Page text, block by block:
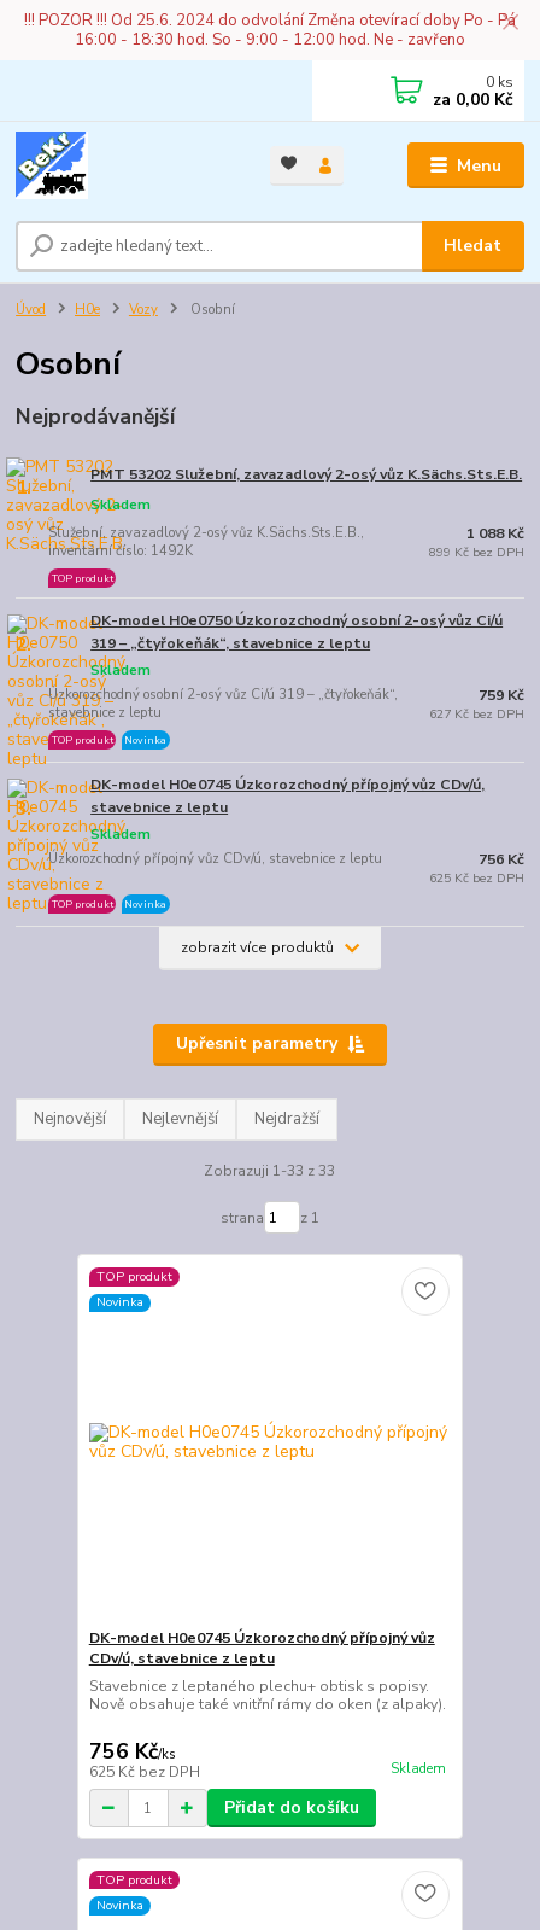
!!! POZOR !!! Od 25.6. 2024 do odvolání Změna otevírací doby Po - Pá
16:00 - 18:30 hod. So - 9:00 - 12:00 hod. Ne - zavřeno
Menu
Hledat
0 ks
za 0,00 Kč
Úvod H0e Vozy Osobní
Osobní
Nejprodávanější
1. PMT 53202 Služební, zavazadlový 2-osý vůz K.Sächs.Sts.E.B.
Služební, zavazadlový 2-osý vůz K.Sächs.Sts.E.B.,
inventární číslo: 1492K
Skladem
TOP produkt
1 088 Kč
899 Kč bez DPH
2.
DK-model H0e0750 Úzkorozchodný osobní 2-osý vůz Ci/ú
319 – „čtyřokeňák“, stavebnice z leptu
Úzkorozchodný osobní 2-osý vůz Ci/ú 319 – „čtyřokeňák“,
stavebnice z leptu
Skladem
TOP produkt Novinka
759 Kč
627 Kč bez DPH
3.
DK-model H0e0745 Úzkorozchodný přípojný vůz CDv/ú,
stavebnice z leptu
Úzkorozchodný přípojný vůz CDv/ú, stavebnice z leptu
Skladem
TOP produkt Novinka
756 Kč
625 Kč bez DPH
zobrazit více produktů
Upřesnit parametry
Nejnovější Nejlevnější Nejdražší
Zobrazuji 1-33 z 33
strana z 1
TOP produkt
Novinka
DK-model H0e0745 Úzkorozchodný přípojný vůz
CDv/ú, stavebnice z leptu
Stavebnice z leptaného plechu+ obtisk s popisy.
Nově obsahuje také vnitřní rámy do oken (z alpaky).
756 Kč/ks
625 Kč bez DPH Skladem
Přidat do košíku
TOP produkt
Novinka